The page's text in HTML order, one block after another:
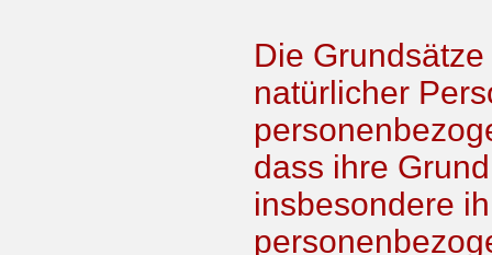
Die
natürlicher
dass ihre
insbesondere